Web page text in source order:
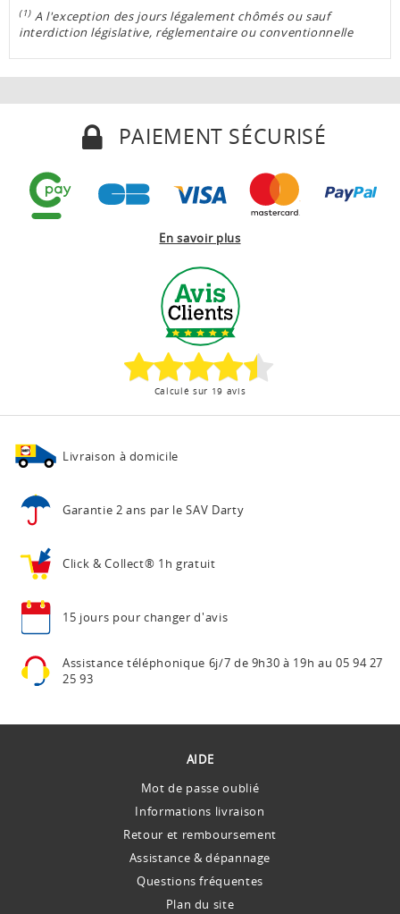
(1)A l'exception des jours légalement chômés ou sauf
interdiction législative, réglementaire ou conventionnelle
PAIEMENT SÉCURISÉ
En savoir plus
Calculé sur 19 avis
Livraison à domicile
Garantie 2 ans par le SAV Darty
Click & Collect® 1h gratuit
15 jours pour changer d'avis
Assistance téléphonique 6j/7 de 9h30 à 19h au 05 94 27
25 93
AIDE
Mot de passe oublié
Informations livraison
Retour et remboursement
Assistance & dépannage
Questions fréquentes
Plan du site